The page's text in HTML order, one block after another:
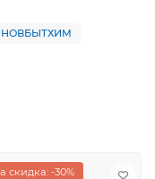
НОВБЫТХИМ
скидка: -30%